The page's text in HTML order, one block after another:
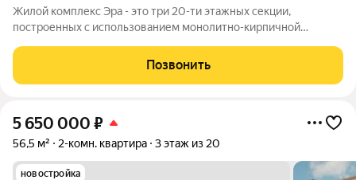
Жилой комплекс Эра - это три 20-ти этажных секции,
построенных с использованием монолитно-кирпичной
первый этаж и наличие крышной котельной, позволяющей
будущим жителям дома самим контролировать
Позвонить
5 650 000 ₽
56,5 м² 2-комн. квартира 3 этаж из 20
новостройка